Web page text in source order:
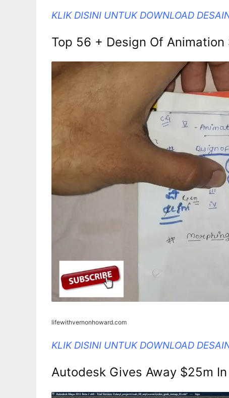
KLIK DISINI UNTUK DOWNLOAD
Top 56 + Design Of
lifewithvernonhoward.com
KLIK DISINI UNTUK DOWNLOAD
Autodesk Gives Away $25m